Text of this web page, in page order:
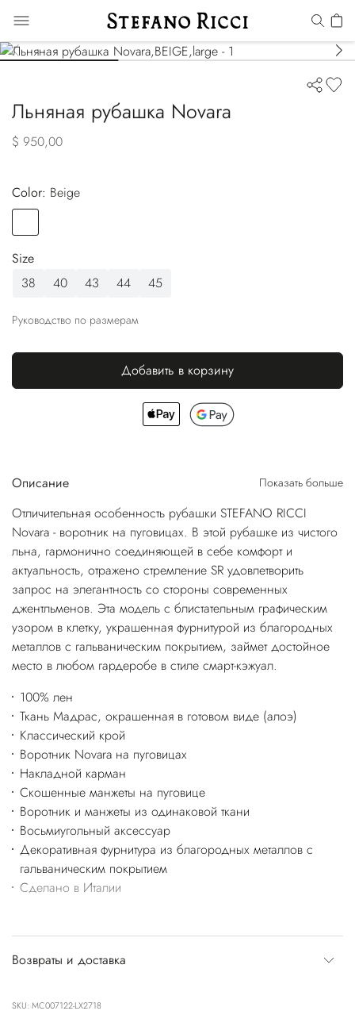
Льняная рубашка Novara
$ 950,00
Color:
beige
Size
38
40 43 44 45
Руководство по размерам
Добавить в корзину
Описание Показать больше
Отличительная особенность рубашки STEFANO RICCI
Novara - воротник на пуговицах. В этой рубашке из чистого
льна, гармонично соединяющей в себе комфорт и
актуальность, отражено стремление SR удовлетворить
запрос на элегантность со стороны современных
джентльменов. Эта модель с блистательным графическим
узором в клетку, украшенная фурнитурой из благородных
металлов с гальваническим покрытием, займет достойное
место в любом гардеробе в стиле смарт-кэжуал.
100% лен
Ткань Мадрас, окрашенная в готовом виде (алоэ)
Классический крой
Воротник Novara на пуговицах
Накладной карман
Скошенные манжеты на пуговице
Воротник и манжеты из одинаковой ткани
Восьмиугольный аксессуар
Декоративная фурнитура из благородных металлов с
гальваническим покрытием
Сделано в Италии
Возвраты и доставка
SKU: MC007122-LX2718